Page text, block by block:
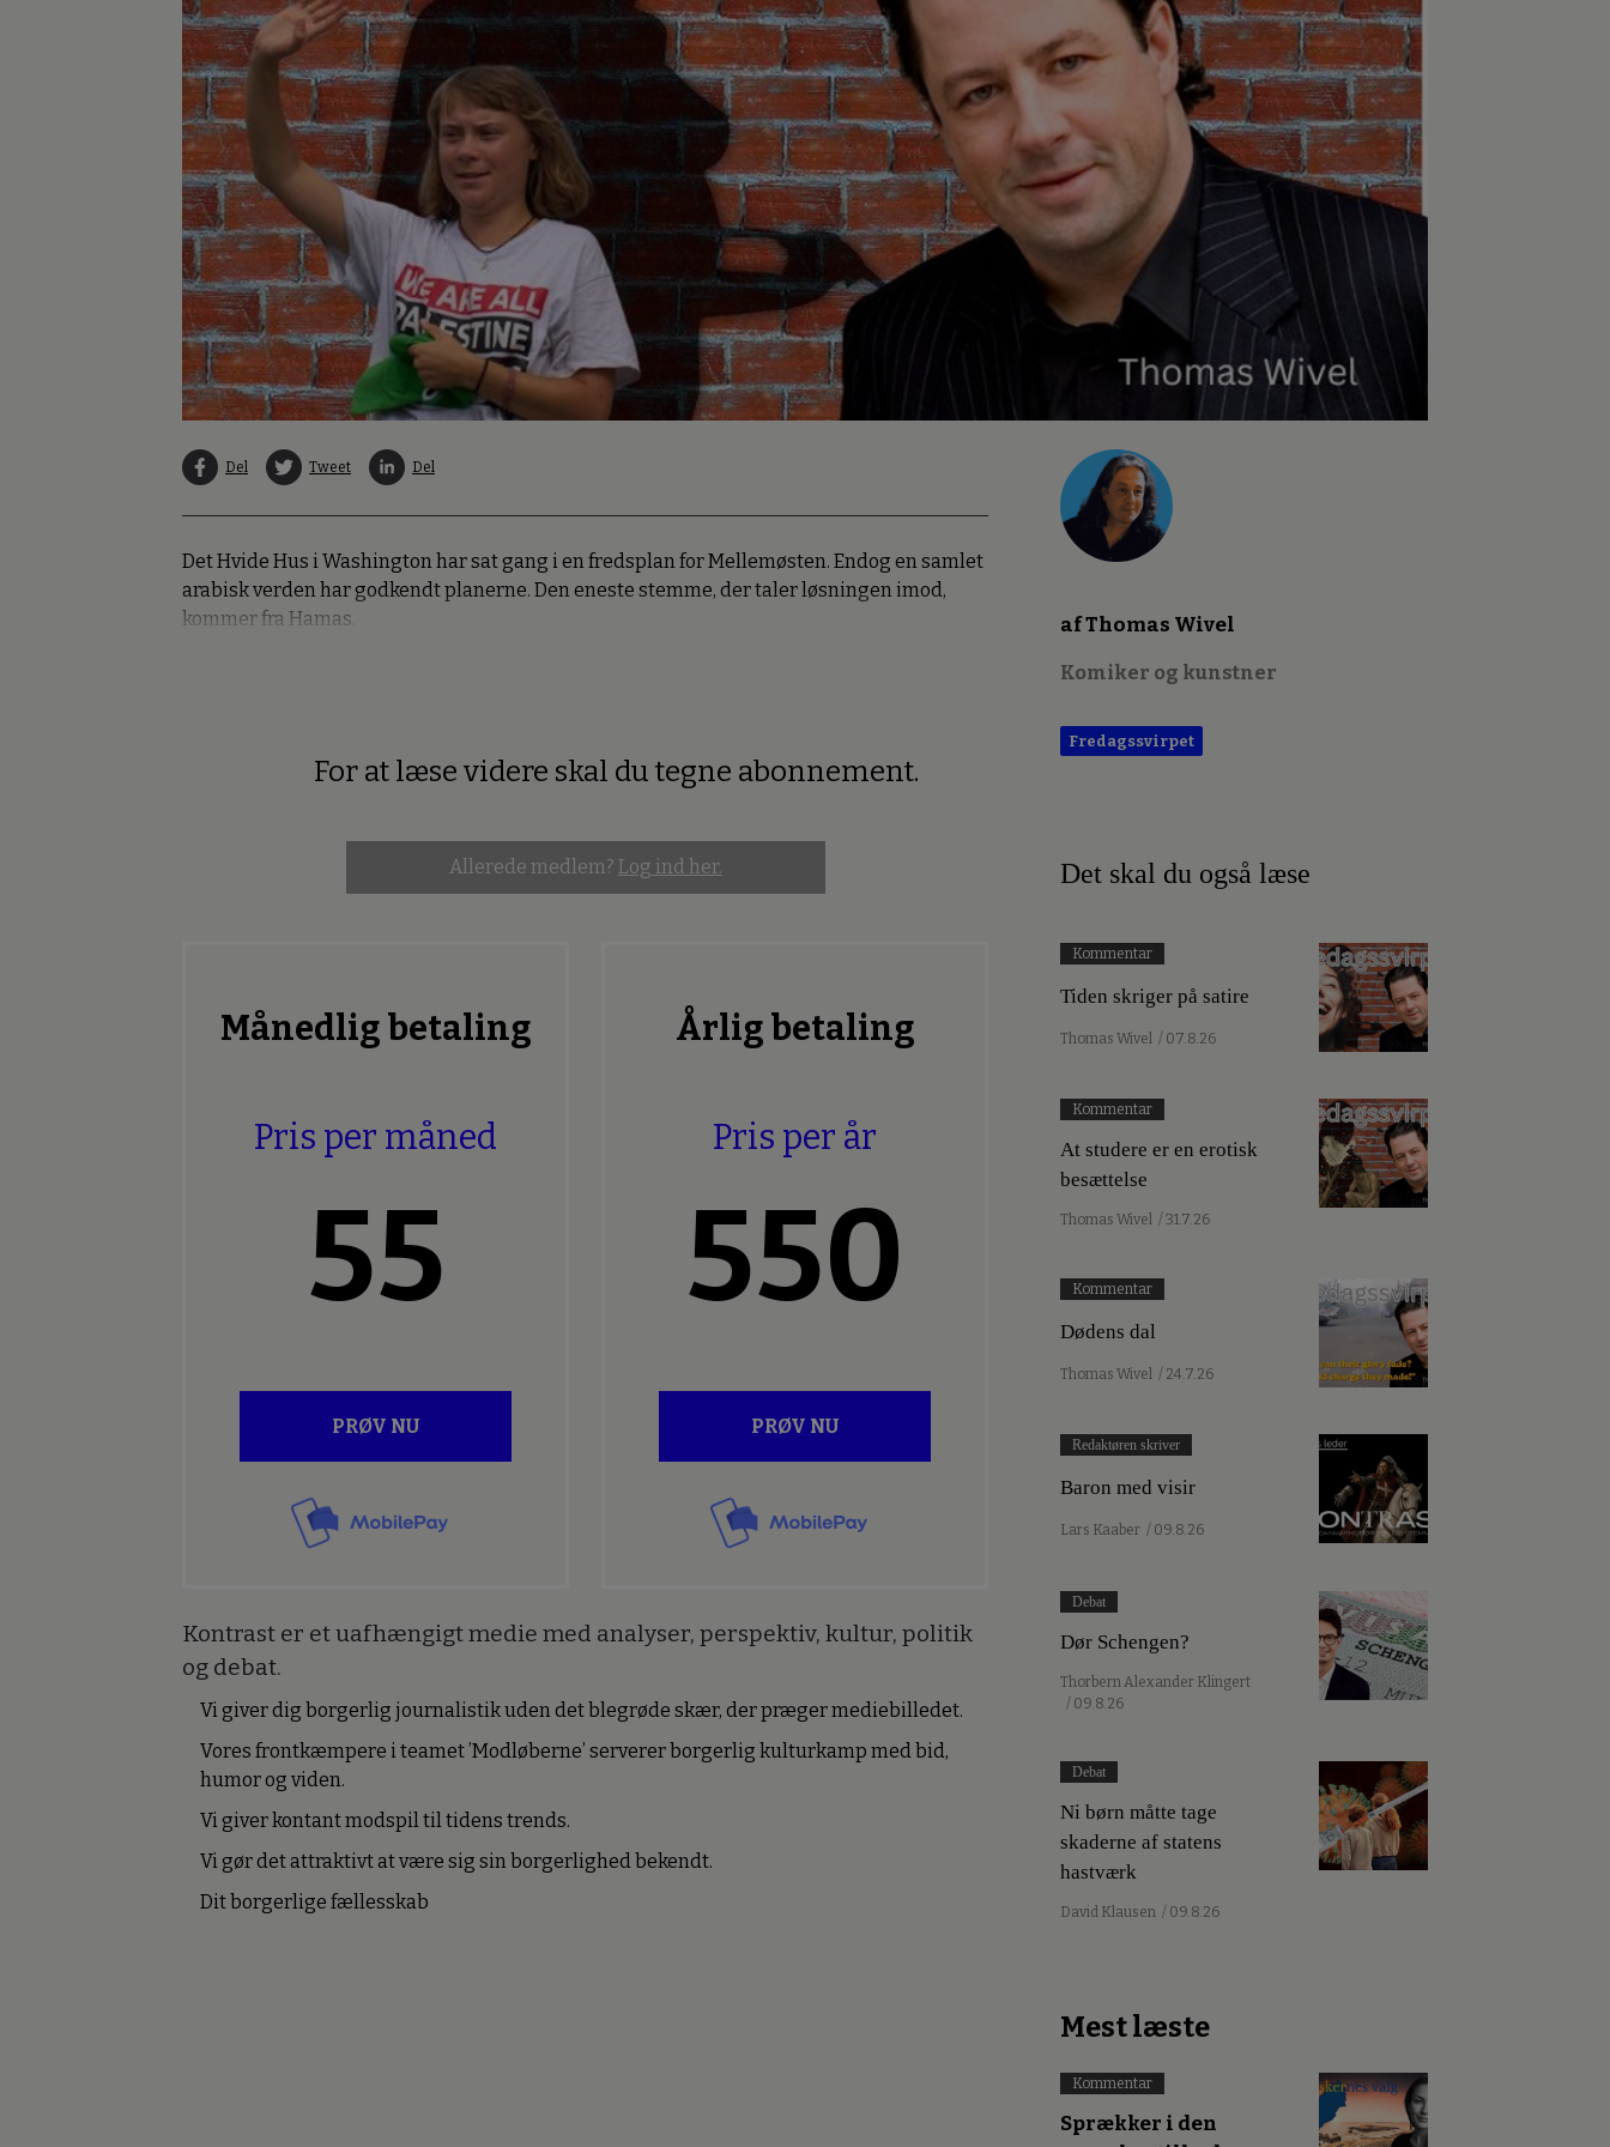
Del Tweet Del
Det Hvide Hus i Washington har sat gang i en fredsplan for Mellemøsten. Endog en samlet
arabisk verden har godkendt planerne. Den eneste stemme, der taler løsningen imod,
kommer fra Hamas.
PremiumFor at læse videre skal du tegne abonnement.
Allerede medlem? Log ind her.
Månedlig betaling
Pris per måned
55
PRØV NU
Årlig betaling
Pris per år
550
PRØV NU
Kontrast er et uafhængigt medie med analyser, perspektiv, kultur, politik
og debat.
Vi giver dig borgerlig journalistik uden det blegrøde skær, der præger mediebilledet.
Vores frontkæmpere i teamet ’Modløberne’ serverer borgerlig kulturkamp med bid,
humor og viden.
Vi giver kontant modspil til tidens trends.
Vi gør det attraktivt at være sig sin borgerlighed bekendt.
Dit borgerlige fællesskab
af Thomas Wivel
Komiker og kunstner
Fredagssvirpet
Det skal du også læse
Kommentar
Tiden skriger på satire
Thomas Wivel / 07.8.26
Kommentar
At studere er en erotisk
besættelse
Thomas Wivel / 31.7.26
Kommentar
Dødens dal
Thomas Wivel / 24.7.26
Redaktøren skriver
Baron med visir
Lars Kaaber / 09.8.26
Debat
Dør Schengen?
Thorbern Alexander Klingert
/ 09.8.26
Debat
Ni børn måtte tage
skaderne af statens
hastværk
David Klausen / 09.8.26
Mest læste
Kommentar
Sprækker i den